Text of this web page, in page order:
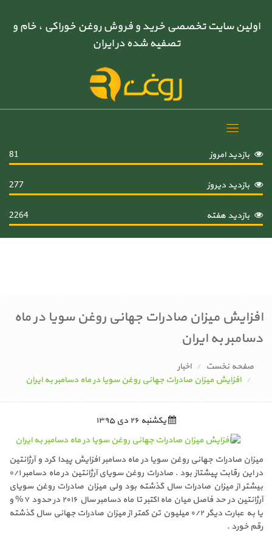
اولین سایت تخصصی خرید و فروش روغن خوراکی ، خام و
تصفیه شده در ایران
Toggle
بازدید امروز
81
بازدید دیروز 277
بازدید هفته 2264
افزایش میزان صادرات جهانی روغن سویا در ماه
دسامبر به ایران
صفحه نخست
اخبار
افزایش میزان صادرات جهانی روغن سویا در ماه دسامبر به ایران
یکشنبه ۲۶ دی ۱۳۹۵
میزان صادرات جهانی روغن سویا در ماه دسامبر افزایش پیدا کرد و آرژانتین
در این رقابت پیشتاز بود . صادرات روغن سویای آرژانتین در ماه دسامبر ۰/۱
بیشتر از میزان صادرات سال گذشته بود ولی میزان صادرات روغن سویای
آرژانتین در حد فاصل میان ماه اکتبر تا ماه دسامبر سال ۲۰۱۶ در حدود ۷% و
یا به عبارت دیگر ۰/۲ میلیون تن کمتر از میزان صادرات جهانی سال گذشته
رقم خورد .